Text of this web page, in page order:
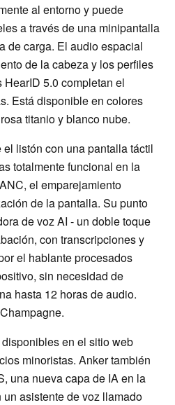
al entorno y puede
a través de una minipantalla
de carga. El audio espacial
de la cabeza y los perfiles
5.0 completan el
Está disponible en colores
titanio y blanco nube.
listón con una pantalla táctil
totalmente funcional en la
el emparejamiento
de la pantalla. Su punto
de voz AI - un doble toque
con transcripciones y
el hablante procesados
sin necesidad de
hasta 12 horas de audio.
en el sitio web
minoristas. Anker también
una nueva capa de IA en la
asistente de voz llamado